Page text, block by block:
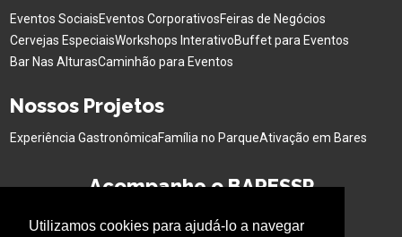
Utilizamos cookies para ajudá-lo a navegar
Eventos SociaisEventos CorporativosFeiras de Negócios
Cervejas EspeciaisWorkshops InterativoBuffet para Eventos
Bar Nas AlturasCaminhão para Eventos
Nossos Projetos
Experiência GastronômicaFamília no ParqueAtivação em Bares
Acompanhe o BARESSP